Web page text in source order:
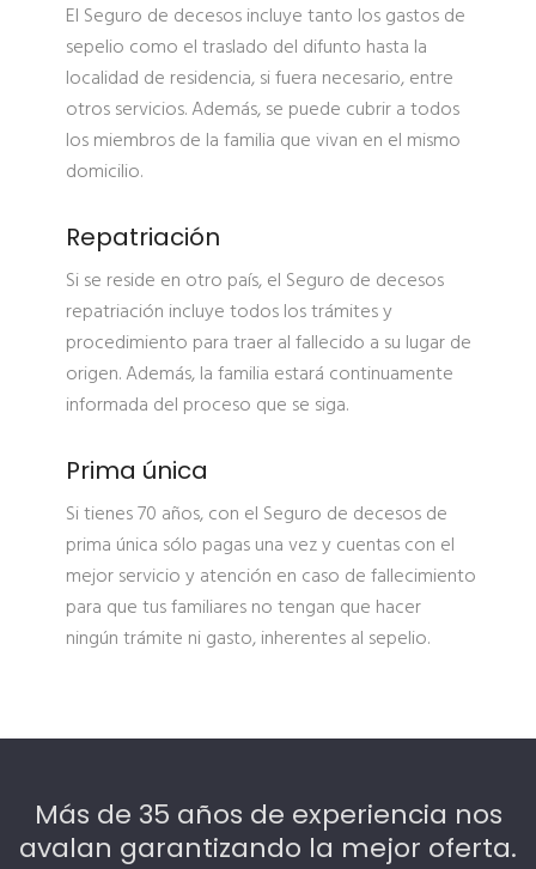
El Seguro de decesos incluye tanto los gastos de
sepelio como el traslado del difunto hasta la
localidad de residencia, si fuera necesario, entre
otros servicios. Además, se puede cubrir a todos
los miembros de la familia que vivan en el mismo
domicilio.
Repatriación
Si se reside en otro país, el Seguro de decesos
repatriación incluye todos los trámites y
procedimiento para traer al fallecido a su lugar de
origen. Además, la familia estará continuamente
informada del proceso que se siga.
Prima única
Si tienes 70 años, con el Seguro de decesos de
prima única sólo pagas una vez y cuentas con el
mejor servicio y atención en caso de fallecimiento
para que tus familiares no tengan que hacer
ningún trámite ni gasto, inherentes al sepelio.
Más de 35 años de experiencia nos
avalan garantizando la mejor oferta.